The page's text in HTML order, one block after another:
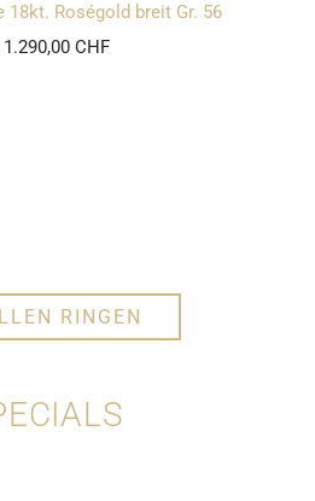
18kt. Roségold breit Gr. 56
CHF
RINGEN